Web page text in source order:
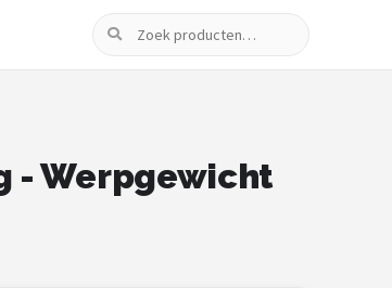
Zoeken
- Werpgewicht